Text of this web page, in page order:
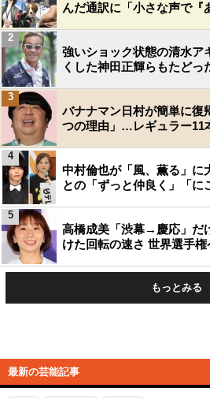
んだ通訳に「小さな声で『
強いショック状態の清水
くした神田正輝らもたどっ
2
バナナマン日村が簡単に復
つの理由」…レギュラー11
3
中村倫也が「風、薫る」
との「ずっと仲良く」「に
4
高橋成美「渋幕→慶応」だ
けた回転の速さ 世界選手
5
もっとみる
最新の芸能記事